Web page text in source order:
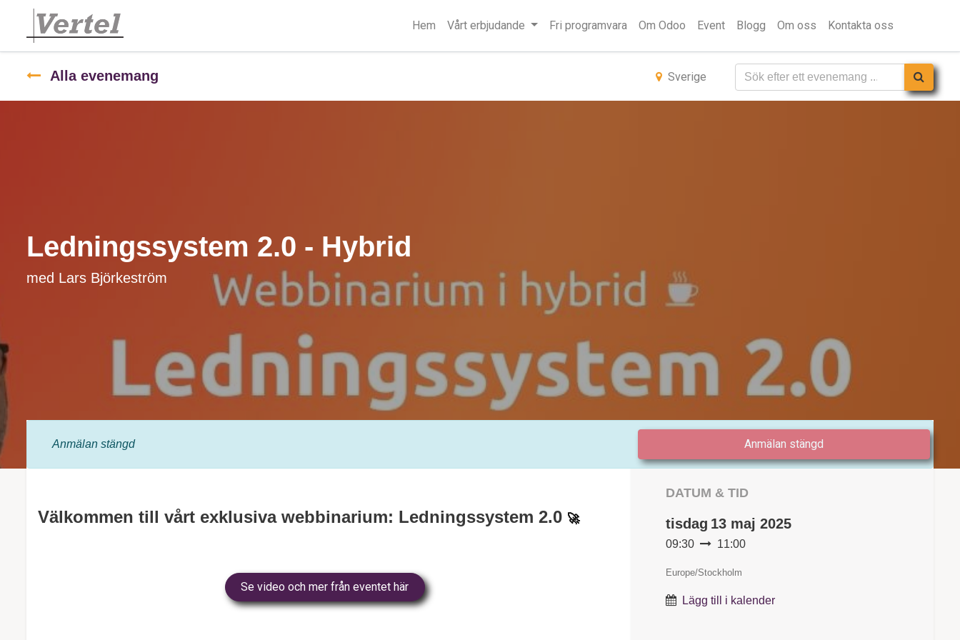
Hem Vårt erbjudande Fri programvara Om Odoo Event Blogg Om oss Kontakta oss
Alla evenemang Sverige
Ledningssystem 2.0 - Hybrid
med Lars Björkeström
Anmälan stängd Anmälan stängd
Välkommen till vårt exklusiva webbinarium: Ledningssystem 2.0 🚀
Se video och mer från eventet här
DATUM & TID
tisdag 13 maj 2025
09:30 11:00
Europe/Stockholm
Lägg till i kalender